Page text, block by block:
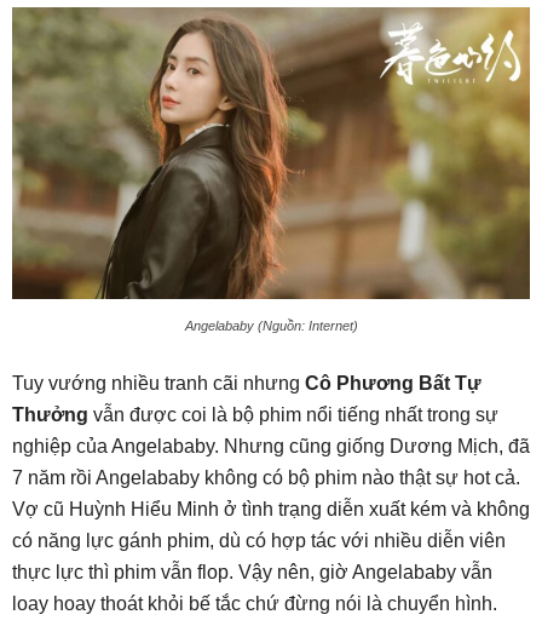
Angelababy (Nguồn: Internet)
Tuy vướng nhiều tranh cãi nhưng Cô Phương Bất Tự
Thưởng vẫn được coi là bộ phim nổi tiếng nhất trong sự
nghiệp của Angelababy. Nhưng cũng giống Dương Mịch, đã
7 năm rồi Angelababy không có bộ phim nào thật sự hot cả.
Vợ cũ Huỳnh Hiểu Minh ở tình trạng diễn xuất kém và không
có năng lực gánh phim, dù có hợp tác với nhiều diễn viên
thực lực thì phim vẫn flop. Vậy nên, giờ Angelababy vẫn
loay hoay thoát khỏi bế tắc chứ đừng nói là chuyển hình.